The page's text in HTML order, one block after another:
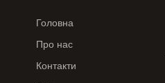
Головна
Про нас
Контакти